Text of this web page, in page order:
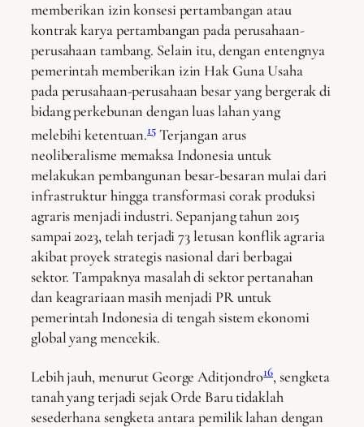
memberikan izin konsesi pertambangan atau
kontrak karya pertambangan pada perusahaan-
perusahaan tambang. Selain itu, dengan entengnya
pemerintah memberikan izin Hak Guna Usaha
pada perusahaan-perusahaan besar yang bergerak di
bidang perkebunan dengan luas lahan yang
melebihi ketentuan.15Terjangan arus
neoliberalisme memaksa Indonesia untuk
melakukan pembangunan besar-besaran mulai dari
infrastruktur hingga transformasi corak produksi
agraris menjadi industri. Sepanjang tahun 2015
sampai 2023, telah terjadi 73 letusan konflik agraria
akibat proyek strategis nasional dari berbagai
sektor. Tampaknya masalah di sektor pertanahan
dan keagrariaan masih menjadi PR untuk
pemerintah Indonesia di tengah sistem ekonomi
global yang mencekik.
Lebih jauh, menurut George Aditjondro16, sengketa
tanah yang terjadi sejak Orde Baru tidaklah
sesederhana sengketa antara pemilik lahan dengan